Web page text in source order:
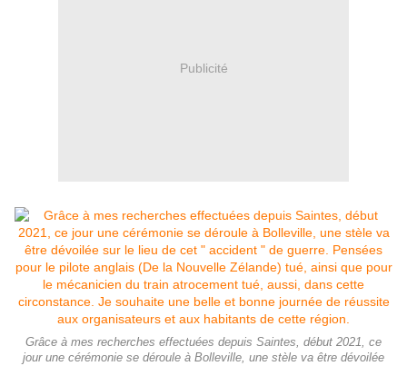
Publicité
Grâce à mes recherches effectuées depuis Saintes, début 2021, ce
jour une cérémonie se déroule à Bolleville, une stèle va être dévoilée